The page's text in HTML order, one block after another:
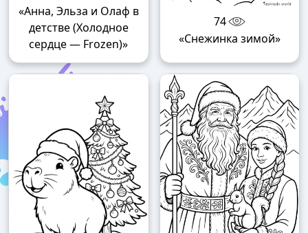
«Анна, Эльза и Олаф в
детстве (Холодное
сердце — Frozen)»
74
«Снежинка зимой»